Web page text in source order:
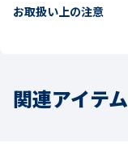
お取扱い上の注意
関連アイテム